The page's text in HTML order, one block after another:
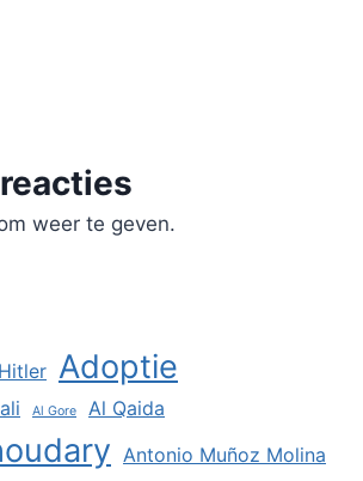
weer te geven.
Adoptie
Al Gore Al Qaida
Antonio Muñoz Molina